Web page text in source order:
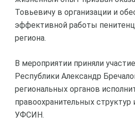
Товьевичу в организации и
эффективной работы
региона.
В мероприятии приняли
Республики Александр
региональных органов
правоохранительных структур
УФСИН.